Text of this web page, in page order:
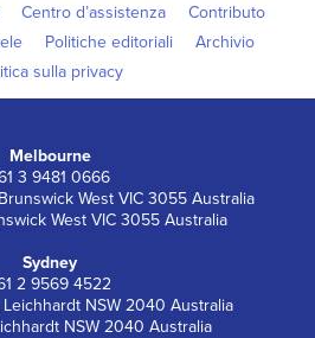
Centro d’assistenza
Contributo
Politiche editoriali
Archivio
sulla privacy
Melbourne
3 9481 0666
West VIC 3055 Australia
West VIC 3055 Australia
Sydney
2 9569 4522
Leichhardt NSW 2040 Australia
NSW 2040 Australia